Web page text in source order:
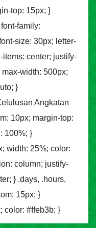
top: 15px; }
family:
size: 30px; letter-
center; justify-
width: 500px;
}
Angkatan
10px; margin-top:
100%; }
width: 25%; color:
column; justify-
} .days, .hours,
15px; }
color: #ffeb3b; }